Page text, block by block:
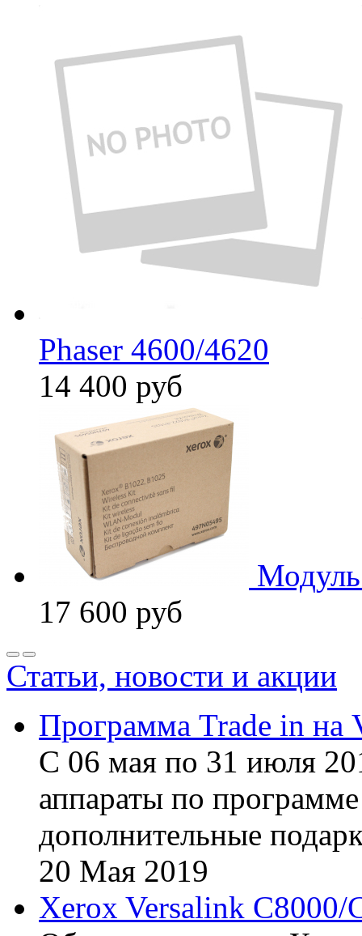
Phaser 4600/4620
14 400 руб
17 600 руб
Статьи, новости и акции
Программа Trade in на
С 06 мая по 31 июля
аппараты по
дополнительные
20 Мая 2019
Xerox Versalink C8000/